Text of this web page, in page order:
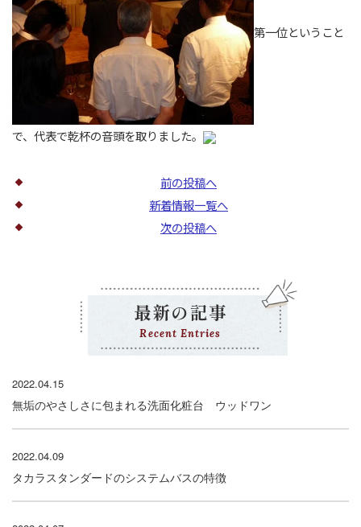
第一位ということ
で、代表で乾杯の音頭を取りました。
前の投稿へ
新着情報一覧へ
次の投稿へ
最新の記事
Recent Entries
2022.04.15
無垢のやさしさに包まれる洗面化粧台 ウッドワン
2022.04.09
タカラスタンダードのシステムバスの特徴